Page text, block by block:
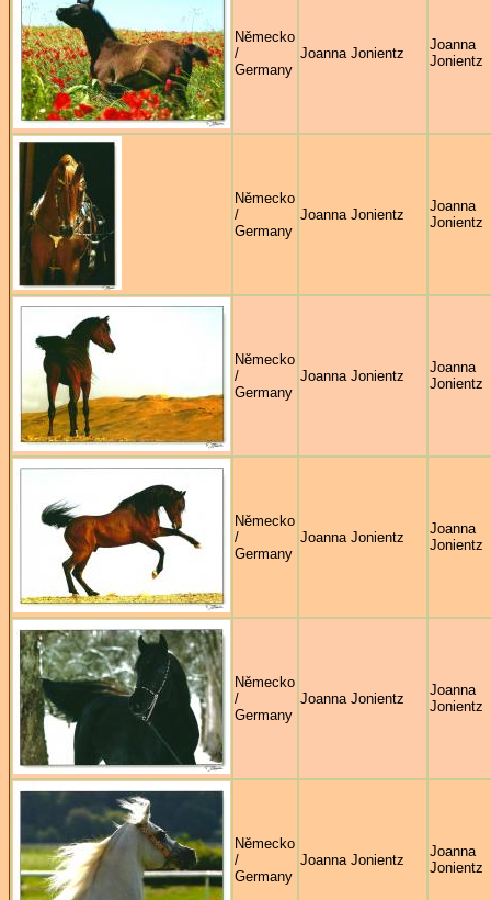
Německo
/
Germany
Joanna Jonientz
Joanna
Jonientz
Německo
/
Germany
Joanna Jonientz
Joanna
Jonientz
Německo
/
Germany
Joanna Jonientz
Joanna
Jonientz
Německo
/
Germany
Joanna Jonientz
Joanna
Jonientz
Německo
/
Germany
Joanna Jonientz
Joanna
Jonientz
Německo
/
Germany
Joanna Jonientz
Joanna
Jonientz